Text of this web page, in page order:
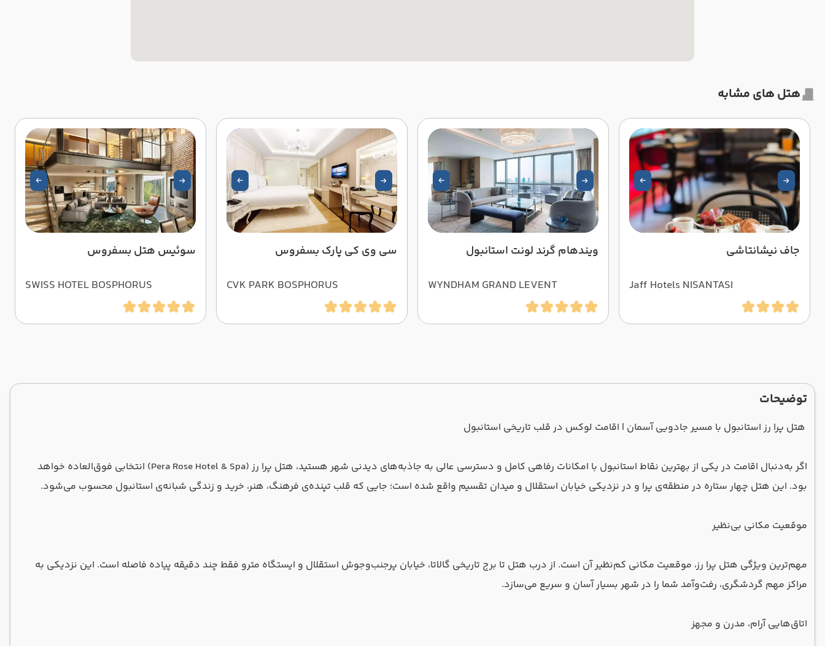
هتل های مشابه
جاف نیشانتاشی
Jaff Hotels NISANTASI
ویندهام گرند لونت استانبول
WYNDHAM GRAND LEVENT
سی وی کی پارک بسفروس
CVK PARK BOSPHORUS
سوئیس هتل بسفروس
SWISS HOTEL BOSPHORUS
توضیحات
هتل پرا رز استانبول با مسیر جادویی آسمان | اقامت لوکس در قلب تاریخی استانبول
اگر به‌دنبال اقامت در یکی از بهترین نقاط استانبول با امکانات رفاهی کامل و دسترسی عالی به جاذبه‌های دیدنی شهر هستید، هتل پرا رز (Pera Rose Hotel & Spa) انتخابی فوق‌العاده خواهد
بود. این هتل چهار ستاره در منطقه‌ی پرا و در نزدیکی خیابان استقلال و میدان تقسیم واقع شده است؛ جایی که قلب تپنده‌ی فرهنگ، هنر، خرید و زندگی شبانه‌ی استانبول محسوب می‌شود.
موقعیت مکانی بی‌نظیر
مهم‌ترین ویژگی هتل پرا رز، موقعیت مکانی کم‌نظیر آن است. از درب هتل تا برج تاریخی گالاتا، خیابان پرجنب‌وجوش استقلال و ایستگاه مترو فقط چند دقیقه پیاده فاصله است. این نزدیکی به
مراکز مهم گردشگری، رفت‌وآمد شما را در شهر بسیار آسان و سریع می‌سازد.
اتاق‌هایی آرام، مدرن و مجهز